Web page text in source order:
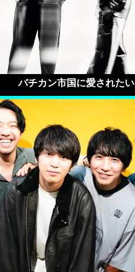
バチカン市国に愛されたい